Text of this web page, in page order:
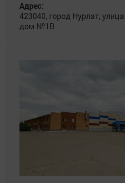
Адрес:
423040, город Нурлат,
дом №1В